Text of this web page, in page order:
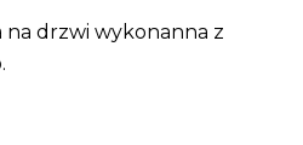
drzwi wykonanna z